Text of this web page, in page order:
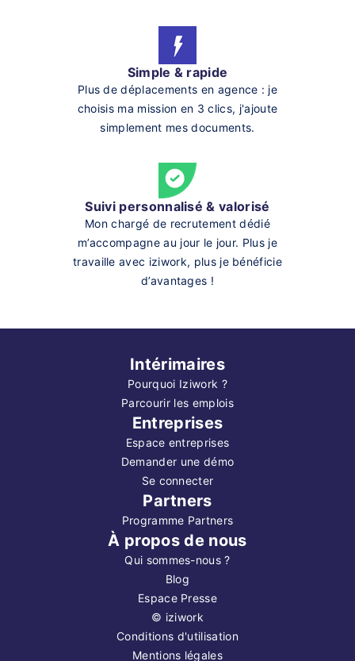
Simple & rapide
Plus de déplacements en agence : je
choisis ma mission en 3 clics, j'ajoute
simplement mes documents.
Suivi personnalisé & valorisé
Mon chargé de recrutement dédié
m’accompagne au jour le jour. Plus je
travaille avec iziwork, plus je bénéficie
d’avantages !
Intérimaires
Pourquoi Iziwork ?
Parcourir les emplois
Entreprises
Espace entreprises
Demander une démo
Se connecter
Partners
Programme Partners
À propos de nous
Qui sommes-nous ?
Blog
Espace Presse
© iziwork
Conditions d'utilisation
Mentions légales